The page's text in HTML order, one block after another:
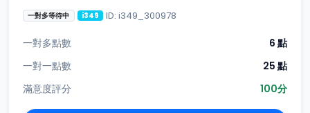
一對多等待中 i349 ID: i349_300978
一對多點數
6 點
一對一點數
25 點
滿意度評分
100分